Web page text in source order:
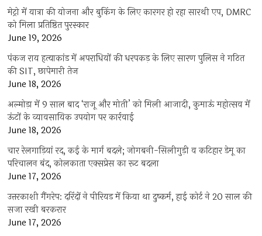
मेट्रो में यात्रा की योजना और बुकिंग के लिए कारगर हो रहा सारथी एप, DMRC
को मिला प्रतिष्ठित पुरस्कार
June 19, 2026
पंकज राय हत्याकांड में अपराधियों की धरपकड़ के लिए सारण पुलिस ने गठित
की SIT, छापेमारी तेज
June 18, 2026
अल्मोड़ा में 9 साल बाद ‘राजू और मोती’ को मिली आजादी, कुमाऊं महोत्सव में
ऊंटों के व्यावसायिक उपयोग पर कार्रवाई
June 18, 2026
चार रेलगाड़ियां रद, कई के मार्ग बदले; जोगबनी-सिलीगुड़ी व कटिहार डेमू का
परिचालन बंद, कोलकाता एक्सप्रेस का रूट बदला
June 17, 2026
उत्तरकाशी गैंगरेप: दरिंदों ने पीरियड में किया था दुष्कर्म, हाई कोर्ट ने 20 साल की
सजा रखी बरकरार
June 17, 2026